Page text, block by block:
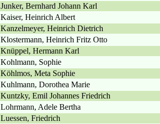
Junker, Bernhard Johann Karl
Kaiser, Heinrich Albert
Kanzelmeyer, Heinrich Dietrich
Klostermann, Heinrich Fritz Otto
Knüppel, Hermann Karl
Kohlmann, Sophie
Köhlmos, Meta Sophie
Kuhlmann, Dorothea Marie
Kuntzky, Emil Johannes Friedrich
Lohrmann, Adele Bertha
Luessen, Friedrich